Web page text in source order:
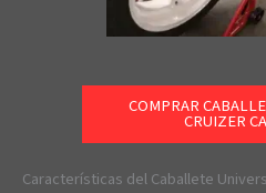
COMPRAR
CRUIZER
Características del Caballete